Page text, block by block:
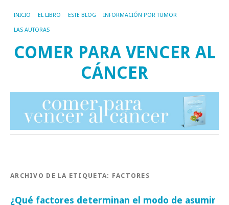
INICIO EL LIBRO ESTE BLOG INFORMACIÓN POR TUMOR
LAS AUTORAS
COMER PARA VENCER AL
CÁNCER
ARCHIVO DE LA ETIQUETA: FACTORES
¿Qué factores determinan el modo de asumir